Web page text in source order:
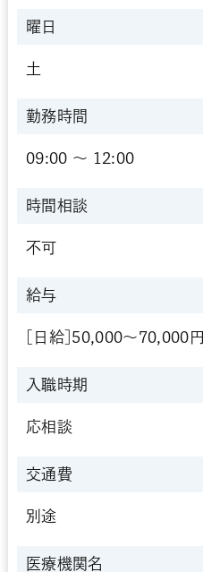
曜日
土
勤務時間
09:00 〜 12:00
時間相談
不可
給与
[日給]50,000～70,000円
入職時期
応相談
交通費
別途
医療機関名